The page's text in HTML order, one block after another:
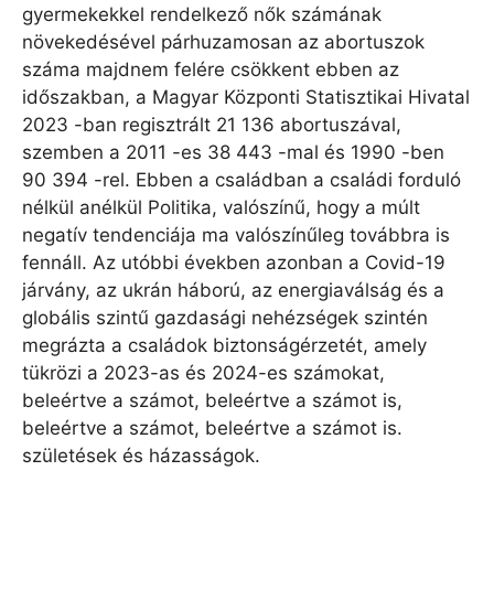
gyermekekkel rendelkező nők számának
növekedésével párhuzamosan az abortuszok
száma majdnem felére csökkent ebben az
időszakban, a Magyar Központi Statisztikai Hivatal
2023 -ban regisztrált 21 136 abortuszával,
szemben a 2011 -es 38 443 -mal és 1990 -ben
90 394 -rel. Ebben a családban a családi forduló
nélkül anélkül Politika, valószínű, hogy a múlt
negatív tendenciája ma valószínűleg továbbra is
fennáll. Az utóbbi években azonban a Covid-19
járvány, az ukrán háború, az energiaválság és a
globális szintű gazdasági nehézségek szintén
megrázta a családok biztonságérzetét, amely
tükrözi a 2023-as és 2024-es számokat,
beleértve a számot, beleértve a számot is,
beleértve a számot, beleértve a számot is.
születések és házasságok.